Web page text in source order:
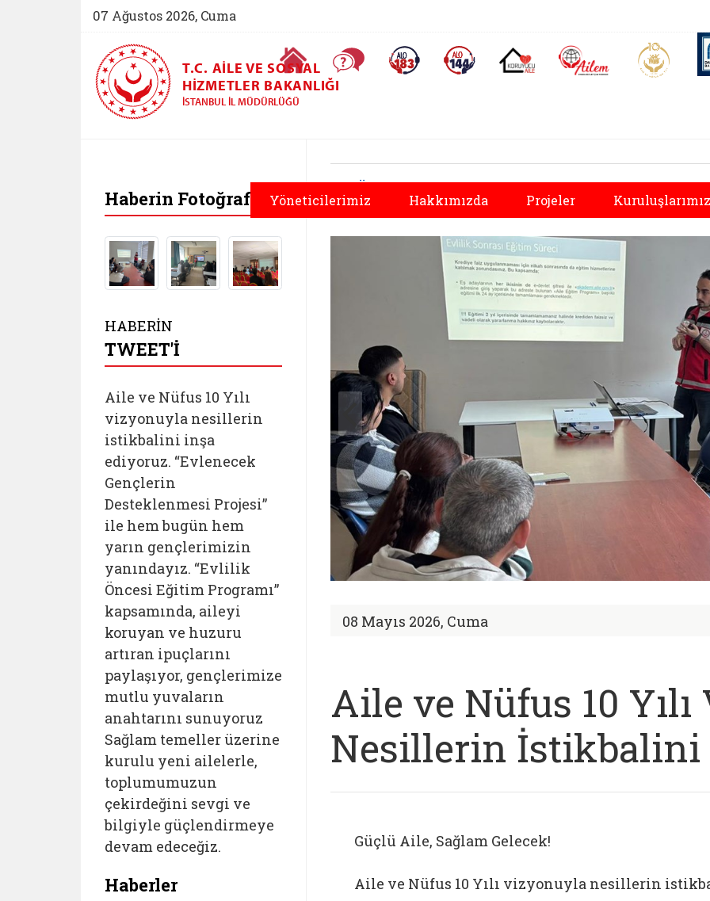
07 Ağustos 2026, Cuma
Ana Sayfa Sıkça Sorulan SorularAlo 183 (yeni sekmede açılır)Alo 144 (yeni sekmede açılır)Koruyucu Aile (yeni sekmede açılır)
AİLEM İletişim Aile ve
T.C. AILE VE SOSYAL
HIZMETLER BAKANLIĞI
İSTANBUL İL MÜDÜRLÜĞÜ
Yöneticilerimiz Hakkımızda Projeler Kuruluşlarımız
Önceki
08 Mayıs 2026, Cuma
Aile ve Nüfus 10
Nesillerin İstikbalini
Güçlü Aile, Sağlam Gelecek!
Aile ve Nüfus 10 Yılı vizyonuyla nesillerin
Haberin Fotoğrafları
HABERİN
TWEET'İ
Aile ve Nüfus 10 Yılı
vizyonuyla nesillerin
istikbalini inşa
ediyoruz. “Evlenecek
Gençlerin
Desteklenmesi Projesi”
ile hem bugün hem
yarın gençlerimizin
yanındayız. “Evlilik
Öncesi Eğitim Programı”
kapsamında, aileyi
koruyan ve huzuru
artıran ipuçlarını
paylaşıyor, gençlerimize
mutlu yuvaların
anahtarını sunuyoruz
Sağlam temeller üzerine
kurulu yeni ailelerle,
toplumumuzun
çekirdeğini sevgi ve
bilgiyle güçlendirmeye
devam edeceğiz.
Haberler